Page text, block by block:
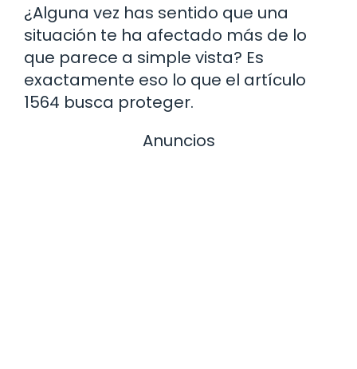
¿Alguna vez has sentido que una
situación te ha afectado más de lo
que parece a simple vista? Es
exactamente eso lo que el artículo
1564 busca proteger.
Anuncios